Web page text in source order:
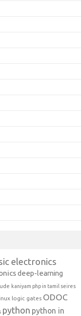
electronics
deep-learning
kaniyam php in tamil seires
logic gates ODOC
python python in